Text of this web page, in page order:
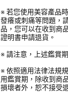
※ 若您使用美容產品
發癢或刺痛等問題，
品，您可以在收到商
證明書申請退貨。
※ 請注意，上述鑑賞
※ 依照適用法律法規
用鑑賞期，除收到商
損壞者外，恕不接受